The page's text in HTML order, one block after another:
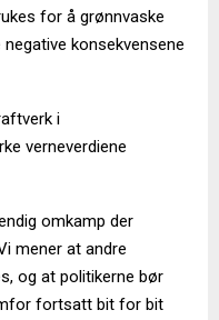
for å grønnvaske
konsekvensene
i
verneverdiene
omkamp der
mener at andre
og at politikerne bør
fortsatt bit for bit